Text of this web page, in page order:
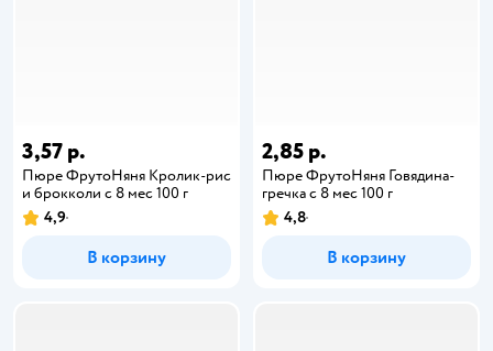
3,57 р.
Пюре ФрутоНяня Кролик-рис
и брокколи с 8 мес 100 г
4,9
В корзину
2,85 р.
Пюре ФрутоНяня Говядина-
гречка с 8 мес 100 г
4,8
В корзину